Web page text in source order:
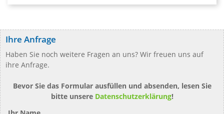
Ihre Anfrage
Haben Sie noch weitere Fragen an uns? Wir freuen uns auf
ihre Anfrage.
Bevor Sie das Formular ausfüllen und absenden, lesen Sie
bitte unsere Datenschutzerklärung!